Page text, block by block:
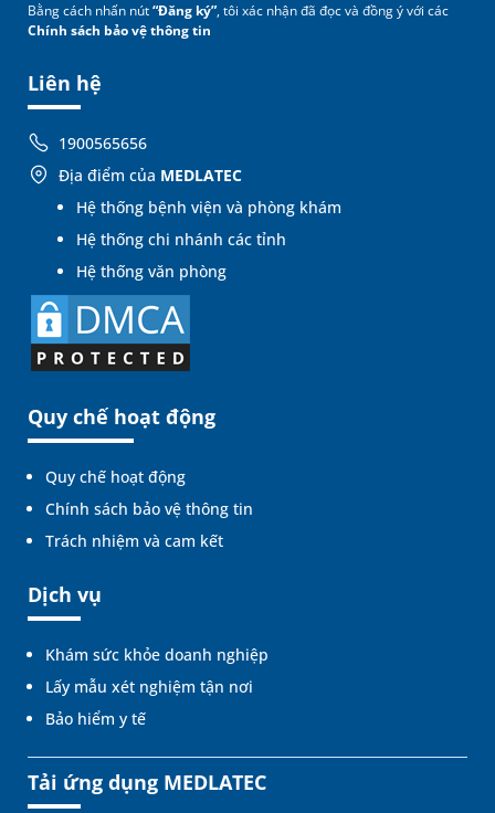
Liên hệ
1900565656
Địa điểm của MEDLATEC
Hệ thống bệnh viện và phòng khám
Hệ thống chi nhánh các tỉnh
Hệ thống văn phòng
Quy chế hoạt động
Quy chế hoạt động
Chính sách bảo vệ thông tin
Trách nhiệm và cam kết
Dịch vụ
Khám sức khỏe doanh nghiệp
Lấy mẫu xét nghiệm tận nơi
Bảo hiểm y tế
Bằng cách nhấn nút“Đăng ký”, tôi xác nhận đã đọc và đồng ý với các
Chính sách bảo vệ thông tin
Tải ứng dụng MEDLATEC